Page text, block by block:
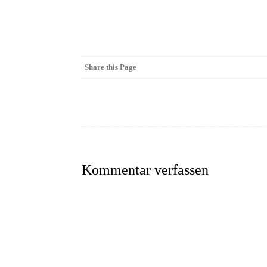
Share this Page
Kommentar verfassen